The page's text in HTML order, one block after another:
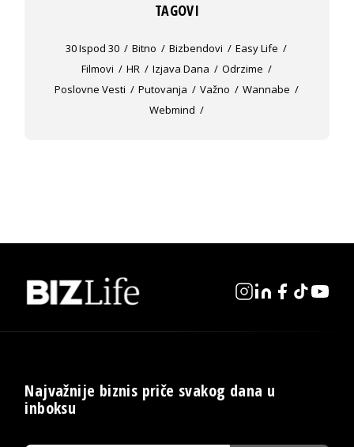
TAGOVI
30 Ispod 30 Bitno Bizbendovi
Easy Life
Filmovi
HR Izjava Dana
Odrzime
Poslovne Vesti
Putovanja Važno
Wannabe
Webmind
Najvažnije biznis priče svakog dana u
inboksu